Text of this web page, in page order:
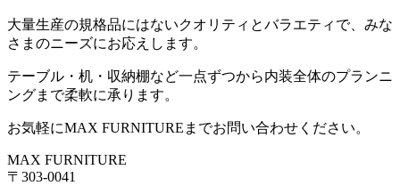
大量生産の規格品にはないクオリティとバラエティで、みな
さまのニーズにお応えします。
テーブル・机・収納棚など一点ずつから内装全体のプランニ
ングまで柔軟に承ります。
お気軽にMAX FURNITUREまでお問い合わせください。
MAX FURNITURE
〒303-0041